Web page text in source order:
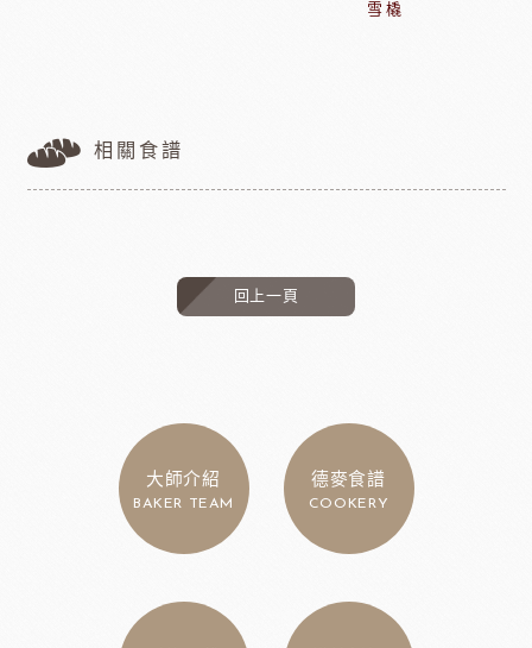
雪橇
相關食譜
回上一頁
大師介紹
BAKER TEAM
德麥食譜
COOKERY